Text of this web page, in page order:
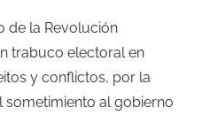
de la Revolución
trabuco electoral en
y conflictos, por la
sometimiento al gobierno